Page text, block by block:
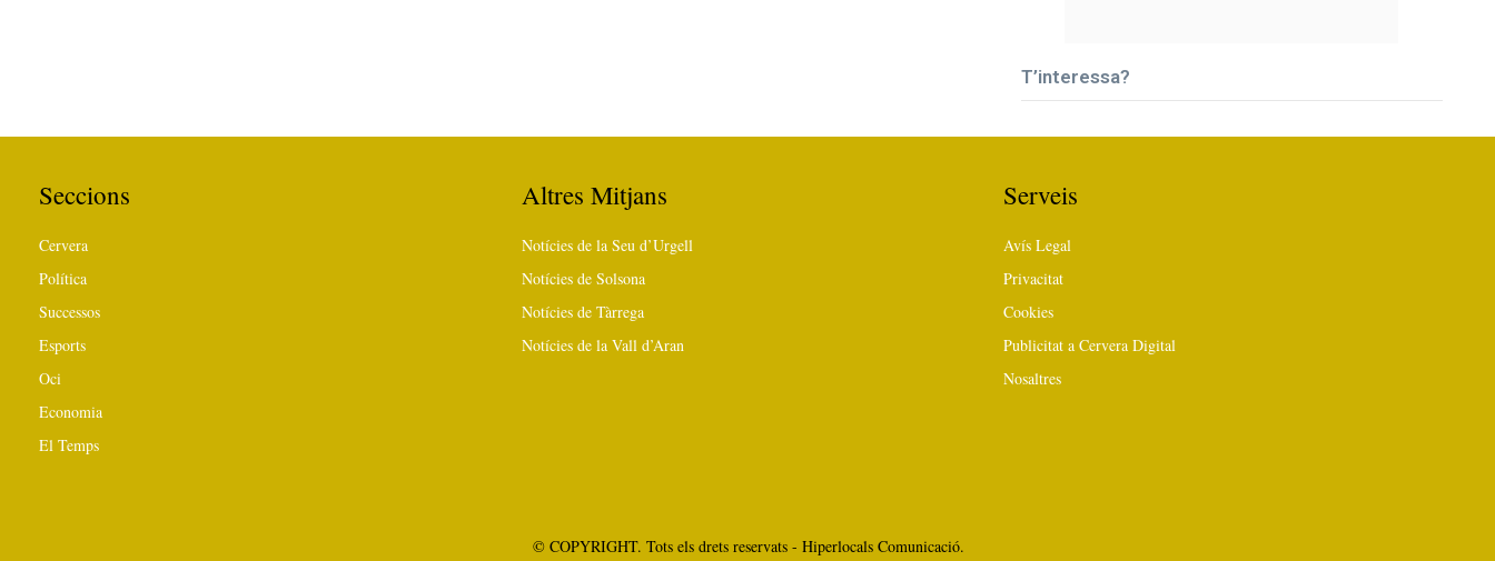
T’interessa?
Seccions
Cervera
Política
Successos
Esports
Oci
Economia
El Temps
Altres Mitjans
Notícies de la Seu d’Urgell
Notícies de Solsona
Notícies de Tàrrega
Notícies de la Vall d’Aran
Serveis
Avís Legal
Privacitat
Cookies
Publicitat a Cervera Digital
Nosaltres
© COPYRIGHT. Tots els drets reservats - Hiperlocals Comunicació.